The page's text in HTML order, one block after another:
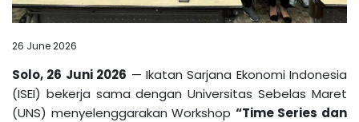
26 June 2026
Solo, 26 Juni 2026 — Ikatan Sarjana Ekonomi Indonesia
(ISEI) bekerja sama dengan Universitas Sebelas Maret
(UNS) menyelenggarakan Workshop “Time Series dan